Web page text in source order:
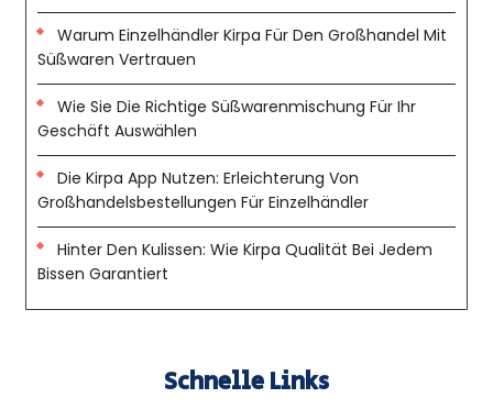
Warum Einzelhändler Kirpa Für Den Großhandel Mit
Süßwaren Vertrauen
Wie Sie Die Richtige Süßwarenmischung Für Ihr
Geschäft Auswählen
Die Kirpa App Nutzen: Erleichterung Von
Großhandelsbestellungen Für Einzelhändler
Hinter Den Kulissen: Wie Kirpa Qualität Bei Jedem
Bissen Garantiert
Schnelle Links